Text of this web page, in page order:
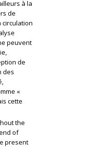
à la
de
circulation
peuvent
de
des
«
cette
the
of
present